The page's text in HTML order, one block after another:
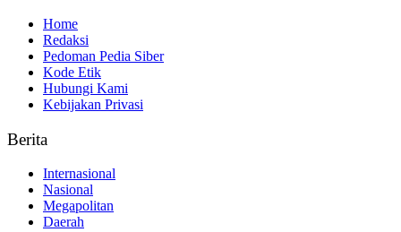
Home
Redaksi
Pedoman Pedia Siber
Kode Etik
Hubungi Kami
Kebijakan Privasi
Berita
Internasional
Nasional
Megapolitan
Daerah